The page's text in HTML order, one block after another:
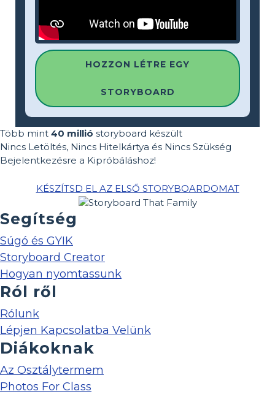
HOZZON LÉTRE EGY
STORYBOARD
Több mint 40 millió storyboard készült
Nincs Letöltés, Nincs Hitelkártya és Nincs Szükség
Bejelentkezésre a Kipróbáláshoz!
KÉSZÍTSD EL AZ ELSŐ STORYBOARDOMAT
Segítség
Súgó és GYIK
Storyboard Creator
Hogyan nyomtassunk
Ról ről
Rólunk
Lépjen Kapcsolatba Velünk
Diákoknak
Az Osztálytermem
Photos For Class